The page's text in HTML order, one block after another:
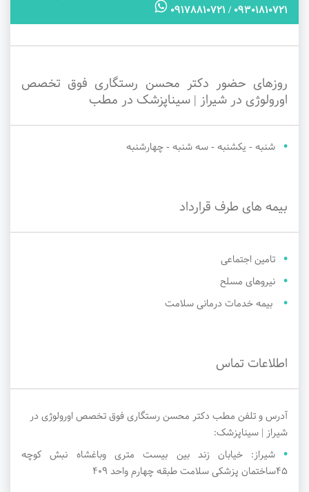
09301810721 / 09178810721
روزهای حضور دکتر محسن رستگاری فوق تخصص
اورولوژی در شیراز | سیناپزشک در مطب
شنبه - یکشنبه - سه شنبه - چهارشنبه
بیمه های طرف قرارداد
تامین اجتماعی
نیروهای مسلح
بیمه خدمات درمانی سلامت
اطلاعات تماس
آدرس و تلفن مطب دکتر محسن رستگاری فوق تخصص اورولوژی در
شیراز | سیناپزشک:
شیراز: خیابان زند بین بیست متری وباغشاه نبش کوچه
45ساختمان پزشکی سلامت طبقه چهارم واحد 409